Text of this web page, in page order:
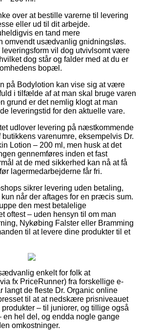
over at bestille varerne til levering
eller ud til dit arbejde.
en tand mere
omvendt usædvanlig gnidningsløs.
leveringsform vil dog utvivlsomt være
dog står og falder med at du er
bopæl.
på Bodylotion kan vise sig at være
i tilfælde af at man skal bruge varen
grund er det nemlig klogt at man
leveringstid for den aktuelle vare.
udlover levering på næstkommende
varenumre, eksempelvis Dr.
Lotion – 200 ml, men husk at det
gennemføres inden et fast
at de med sikkerhed kan nå at få
lagermedarbejderne får fri.
sikrer levering uden betaling,
når der aftages for en præcis sum.
den mest betalelige
oftest – uden hensyn til om man
Nykøbing Falster eller Bramming
til at levere dine produkter til et
enkelt for folk at
fx PriceRunner) fra forskellige e-
langt de fleste Dr. Organic online
til at at nedskære prisniveauet
– til juniorer, og tillige også
hel del, og endda nogle gange
omkostninger.